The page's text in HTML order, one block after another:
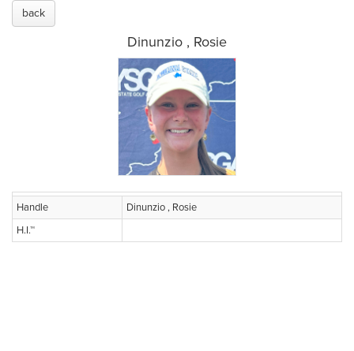
back
Dinunzio , Rosie
Handle
Dinunzio , Rosie
H.I.™